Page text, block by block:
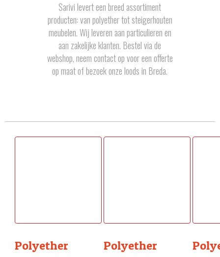
Sarivi levert een breed assortiment
producten: van polyether tot steigerhouten
meubelen. Wij leveren aan particulieren en
aan zakelijke klanten. Bestel via de
webshop, neem contact op voor een offerte
op maat of bezoek onze loods in Breda.
Polyether Polyether